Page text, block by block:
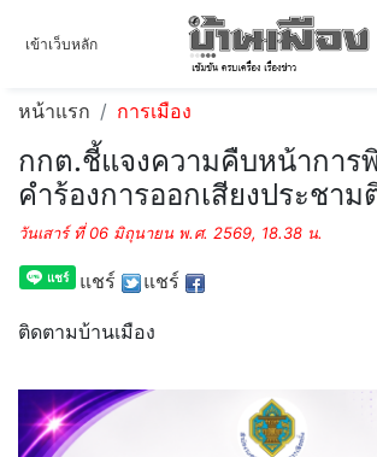
เข้าเว็บหลัก
หน้าแรก การเมือง
กกต.ชี้แจงความคืบหน้าการ
คำร้องการออกเสียงประชาม
วันเสาร์ ที่ 06 มิถุนายน พ.ศ. 2569, 18.38 น.
แชร์ แชร์
ติดตามบ้านเมือง